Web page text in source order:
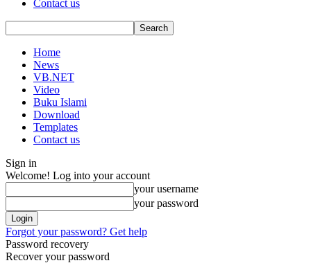
Contact us
Home
News
VB.NET
Video
Buku Islami
Download
Templates
Contact us
Sign in
Welcome! Log into your account
your username
your password
Forgot your password? Get help
Password recovery
Recover your password